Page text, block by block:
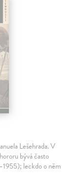
Lešehrada. V
bývá často
leckdo o něm